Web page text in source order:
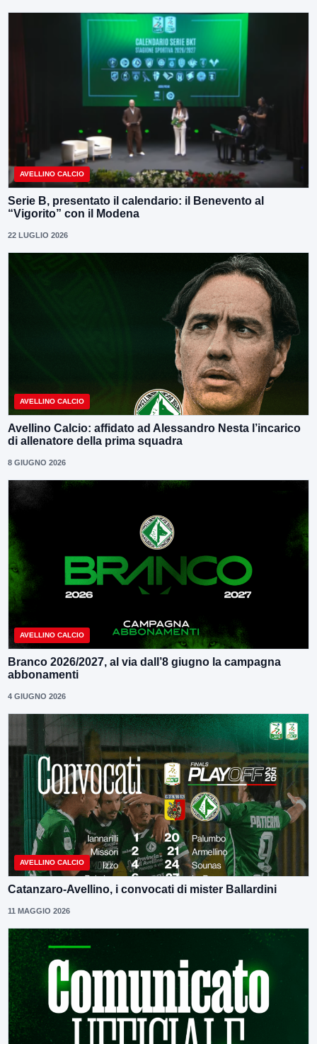
AVELLINO CALCIO
Serie B, presentato il calendario: il Benevento al
“Vigorito” con il Modena
22 LUGLIO 2026
AVELLINO CALCIO
Avellino Calcio: affidato ad Alessandro Nesta l’incarico
di allenatore della prima squadra
8 GIUGNO 2026
AVELLINO CALCIO
Branco 2026/2027, al via dall’8 giugno la campagna
abbonamenti
4 GIUGNO 2026
AVELLINO CALCIO
Catanzaro-Avellino, i convocati di mister Ballardini
11 MAGGIO 2026